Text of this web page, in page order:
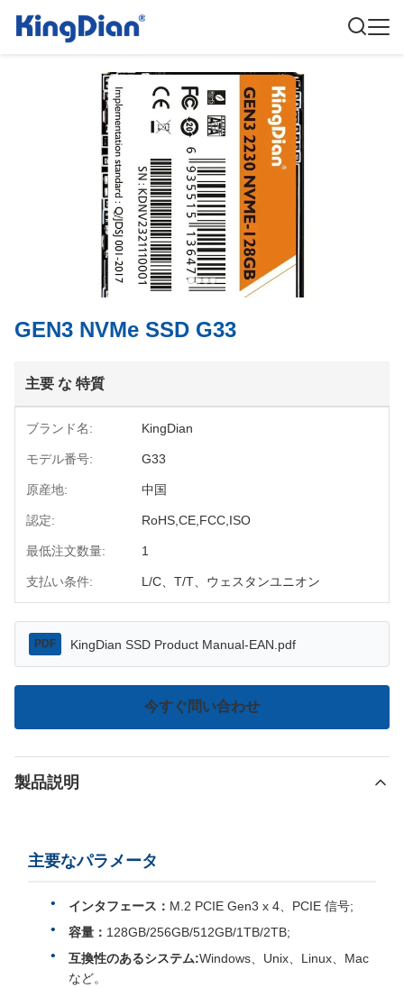
GEN3 NVMe SSD G33
主要 な 特質
ブランド名: KingDian
モデル番号: G33
原産地: 中国
認定: RoHS,CE,FCC,ISO
最低注文数量: 1
支払い条件: L/C、T/T、ウェスタンユニオン
PDF KingDian SSD Product Manual-EAN.pdf
今すぐ問い合わせ
製品説明
主要なパラメータ
インタフェース： M.2 PCIE Gen3 x 4、PCIE 信号;
容量： 128GB/256GB/512GB/1TB/2TB;
互換性のあるシステム:Windows、Unix、Linux、Mac
など。